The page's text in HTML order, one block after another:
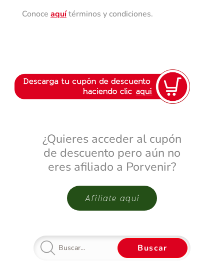
Conoce aquítérminos y condiciones.
¿Quieres acceder al cupón
de descuento pero aún no
eres afiliado a Porvenir?
Afíliate aquí
Buscar